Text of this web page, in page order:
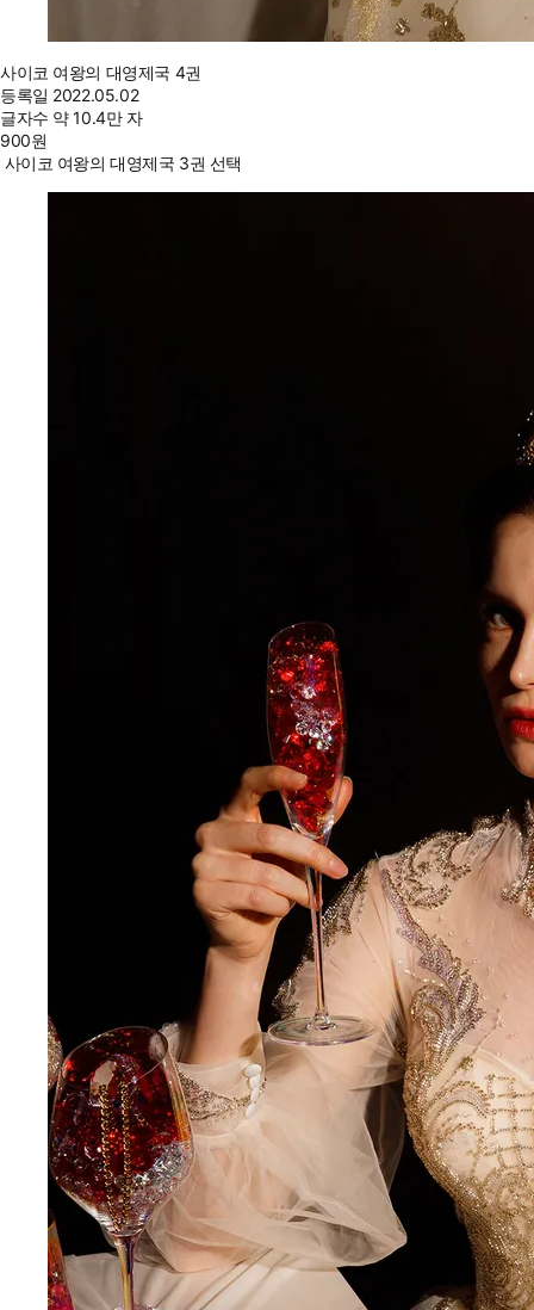
사이코 여왕의 대영제국 4권
등록일 2022.05.02
글자수 약 10.4만 자
900원
사이코 여왕의 대영제국 3권 선택